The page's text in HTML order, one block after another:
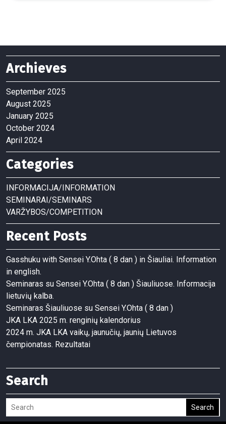
Archieves
September 2025
August 2025
January 2025
October 2024
April 2024
Categories
INFORMACIJA/INFORMATION
SEMINARAI/SEMINARS
VARŽYBOS/COMPETITION
Recent Posts
Gasshuku with Sensei Y.Ohta ( 8 dan ) in Šiauliai. Information
in english.
Seminaras su Sensei Y.Ohta ( 8 dan ) Šiauliuose. Informacija
lietuvių kalba.
Seminaras Šiauliuose su Sensei Y.Ohta ( 8 dan )
JKA LKA 2025 m. renginių kalendorius
2024 m. JKA LKA vaikų, jaunučių, jaunių Lietuvos
čempionatas. Rezultatai
Search
Search